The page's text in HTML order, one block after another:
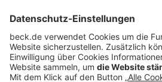
Anzeigen